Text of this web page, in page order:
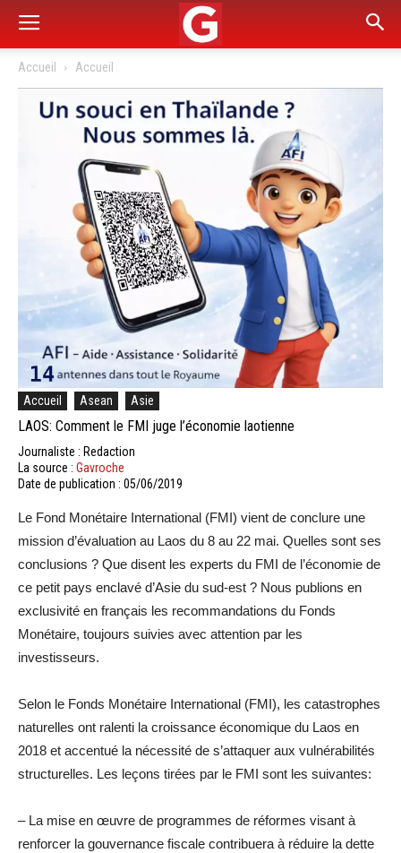
Accueil Accueil
Accueil Asean Asie
LAOS: Comment le FMI juge l’économie laotienne
Journaliste : Redaction
La source : Gavroche
Date de publication : 05/06/2019
Le Fond Monétaire International (FMI) vient de conclure une
mission d’évaluation au Laos du 8 au 22 mai. Quelles sont ses
conclusions ? Que disent les experts du FMI de l’économie de
ce petit pays enclavé d’Asie du sud-est ? Nous publions en
exclusivité en français les recommandations du Fonds
Monétaire, toujours suivies avec attention par les
investisseurs.
Selon le Fonds Monétaire International (FMI), les catastrophes
naturelles ont ralenti la croissance économique du Laos en
2018 et accentué la nécessité de s’attaquer aux vulnérabilités
structurelles. Les leçons tirées par le FMI sont les suivantes:
– La mise en œuvre de programmes de réformes visant à
renforcer la gouvernance fiscale contribuera à réduire la dette